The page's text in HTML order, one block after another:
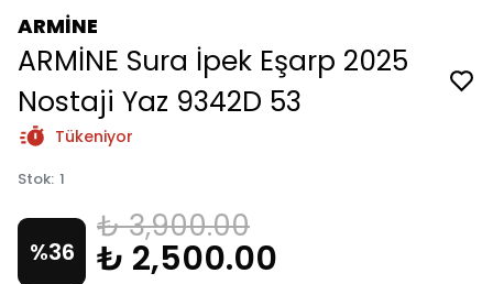
ARMİNE
ARMİNE Sura İpek Eşarp 2025
Nostaji Yaz 9342D 53
Tükeniyor
Stok: 1
%36
₺ 3,900.00
₺ 2,500.00